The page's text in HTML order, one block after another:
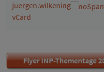
juergen.wilkening
vCard
Flyer INP-Thementage